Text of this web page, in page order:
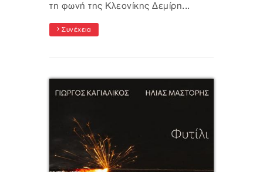
τη φωνή της Κλεονίκης Δεμίρη...
Συνέχεια